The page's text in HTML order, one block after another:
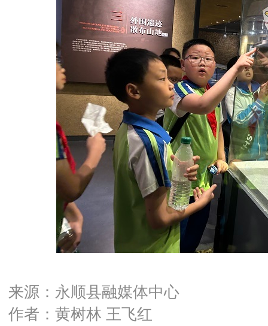
来源：永顺县融媒体中心
作者：黄树林 王飞红